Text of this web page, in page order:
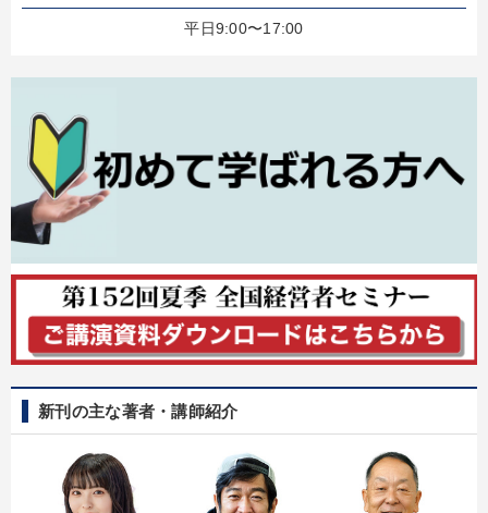
平日9:00〜17:00
新刊の主な著者・講師紹介